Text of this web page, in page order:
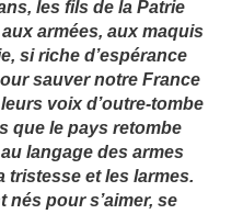
les fils de la Patrie
armées, aux maquis
si riche d’espérance
sauver notre France
voix d’outre-tombe
que le pays retombe
langage des armes
tristesse et les larmes.
nés pour s’aimer, se